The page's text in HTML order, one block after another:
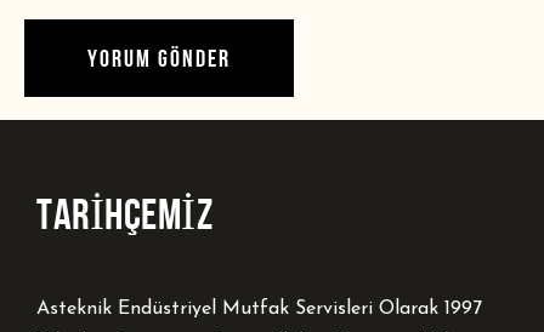
TARİHÇEMİZ
Asteknik Endüstriyel Mutfak Servisleri Olarak 1997